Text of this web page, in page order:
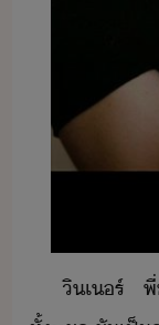
ิ​เร์​ ​พี่